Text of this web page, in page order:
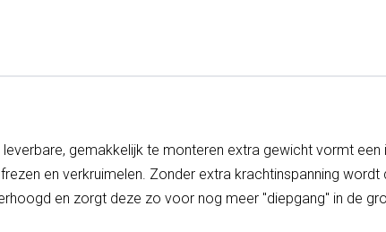
gemakkelijk te monteren extra gewicht vormt een
en verkruimelen. Zonder extra krachtinspanning wordt
en zorgt deze zo voor nog meer "diepgang" in de